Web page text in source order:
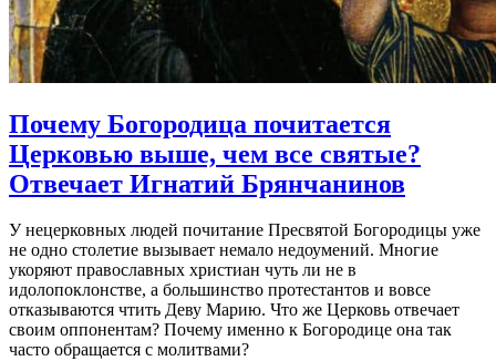
Почему Богородица почитается
Церковью выше, чем все святые?
Отвечает Игнатий Брянчанинов
У нецерковных людей почитание Пресвятой Богородицы уже
не одно столетие вызывает немало недоумений. Многие
укоряют православных христиан чуть ли не в
идолопоклонстве, а большинство протестантов и вовсе
отказываются чтить Деву Марию. Что же Церковь отвечает
своим оппонентам? Почему именно к Богородице она так
часто обращается с молитвами?